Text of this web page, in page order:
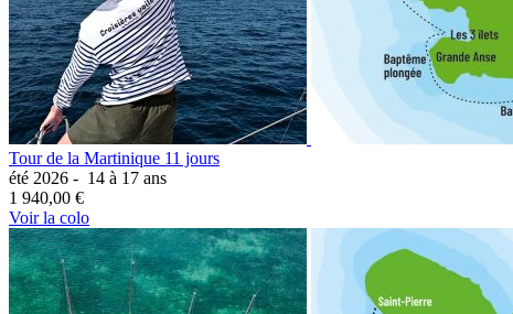
Tour de la Martinique 11 jours
été 2026 - 14 à 17 ans
1 940,00 €
Voir la colo